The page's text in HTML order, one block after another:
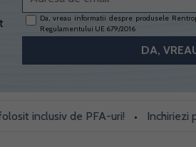
Da, vreau informatii despre produsele
Regulamentului UE 679/2016
de PFA-uri! • Inchiriezi prin